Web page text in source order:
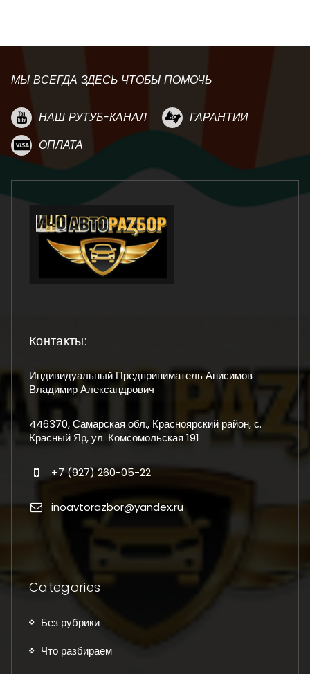
МЫ ВСЕГДА ЗДЕСЬ ЧТОБЫ ПОМОЧЬ
НАШ РУТУБ-КАНАЛ
ГАРАНТИИ
ОПЛАТА
Контакты:
Индивидуальный Предприниматель Анисимов
Владимир Александрович
446370, Самарская обл., Красноярский район, с.
Красный Яр, ул. Комсомольская 191
+7 (927) 260-05-22
inoavtorazbor@yandex.ru
Categories
Без рубрики
Что разбираем